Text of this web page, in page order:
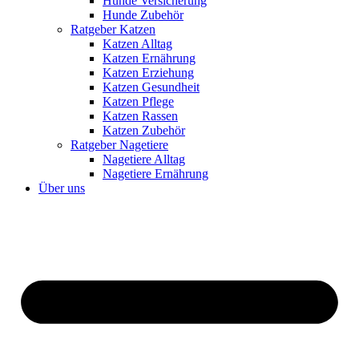
Hunde Zubehör
Ratgeber Katzen
Katzen Alltag
Katzen Ernährung
Katzen Erziehung
Katzen Gesundheit
Katzen Pflege
Katzen Rassen
Katzen Zubehör
Ratgeber Nagetiere
Nagetiere Alltag
Nagetiere Ernährung
Über uns